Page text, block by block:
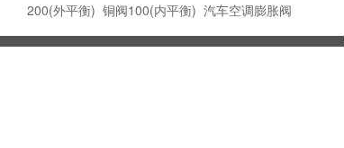
200(外平衡) 铜阀100(内平衡) 汽车空调膨胀阀